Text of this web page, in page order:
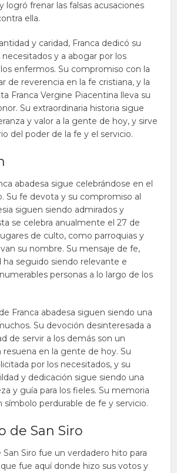
logró frenar las falsas acusaciones
ella.
y caridad, Franca dedicó su
necesitados y a abogar por los
enfermos. Su compromiso con la
de reverencia en la fe cristiana, y la
Franca Vergine Piacentina lleva su
Su extraordinaria historia sigue
y valor a la gente de hoy, y sirve
del poder de la fe y el servicio.
abadesa sigue celebrándose en el
Su fe devota y su compromiso al
siguen siendo admirados y
se celebra anualmente el 27 de
de culto, como parroquias y
su nombre. Su mensaje de fe,
seguido siendo relevante e
personas a lo largo de los
Franca abadesa siguen siendo una
Su devoción desinteresada a
de servir a los demás son un
en la gente de hoy. Su
por los necesitados, y su
y dedicación sigue siendo una
y guía para los fieles. Su memoria
símbolo perdurable de fe y servicio.
de San Siro
Siro fue un verdadero hito para
que fue aquí donde hizo sus votos y